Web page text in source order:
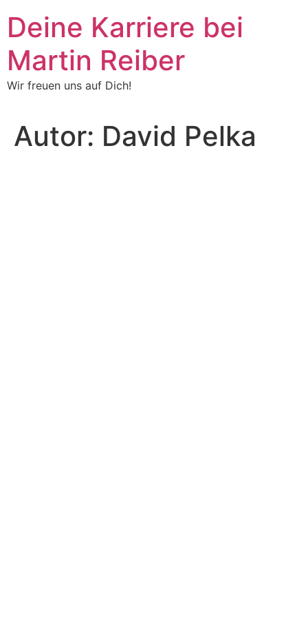
Inhalt
springen
Deine Karriere bei
Martin Reiber
Wir freuen uns auf Dich!
Autor: David Pelka